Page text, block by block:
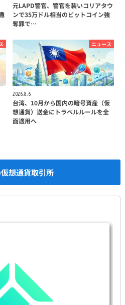
元LAPD警官、警官を装いコリアタウ
ンで35万ドル相当のビットコイン強
奪罪で…
ニュース
2026.8.6
台湾、10月から国内の暗号資産（仮
想通貨）送金にトラベルルールを全
面適用へ
想通貨取引所